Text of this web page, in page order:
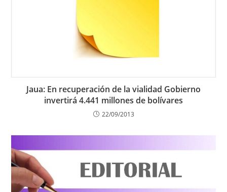
Jaua: En recuperación de la vialidad Gobierno
invertirá 4.441 millones de bolívares
22/09/2013